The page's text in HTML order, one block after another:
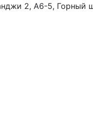
2, А6-5, Горный